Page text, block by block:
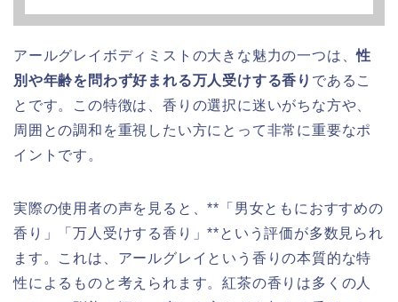
アールグレイボディミストの大きな魅力の一つは、性
別や年齢を問わず好まれる万人受けする香り であるこ
とです。この特徴は、香りの選択に迷いがちな方や、
周囲との調和を重視したい方にとって非常に重要なポ
イントです。
実際の使用者の声を見ると、**「男女ともにおすすめの
香り」「万人受けする香り」**という評価が多数見られ
ます。これは、アールグレイという香りの本質的な特
性によるものと考えられます。紅茶の香りは多くの人